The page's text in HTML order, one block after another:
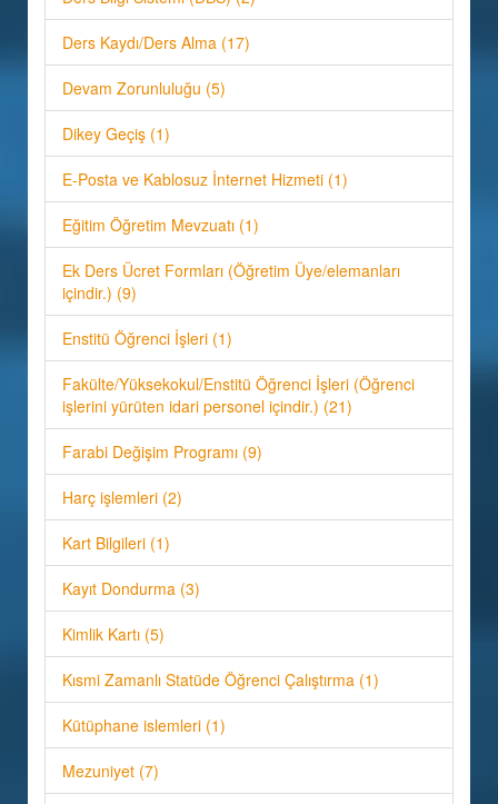
Ders Kaydı/Ders Alma (17)
Devam Zorunluluğu (5)
Dikey Geçiş (1)
E-Posta ve Kablosuz İnternet Hizmeti (1)
Eğitim Öğretim Mevzuatı (1)
Ek Ders Ücret Formları (Öğretim Üye/elemanları
içindir.) (9)
Enstitü Öğrenci İşleri (1)
Fakülte/Yüksekokul/Enstitü Öğrenci İşleri (Öğrenci
işlerini yürüten idari personel içindir.) (21)
Farabi Değişim Programı (9)
Harç işlemleri (2)
Kart Bilgileri (1)
Kayıt Dondurma (3)
Kimlik Kartı (5)
Kısmi Zamanlı Statüde Öğrenci Çalıştırma (1)
Kütüphane islemleri (1)
Mezuniyet (7)